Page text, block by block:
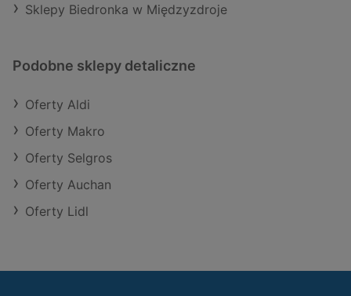
Sklepy Biedronka w Międzyzdroje
Podobne sklepy detaliczne
Oferty Aldi
Oferty Makro
Oferty Selgros
Oferty Auchan
Oferty Lidl